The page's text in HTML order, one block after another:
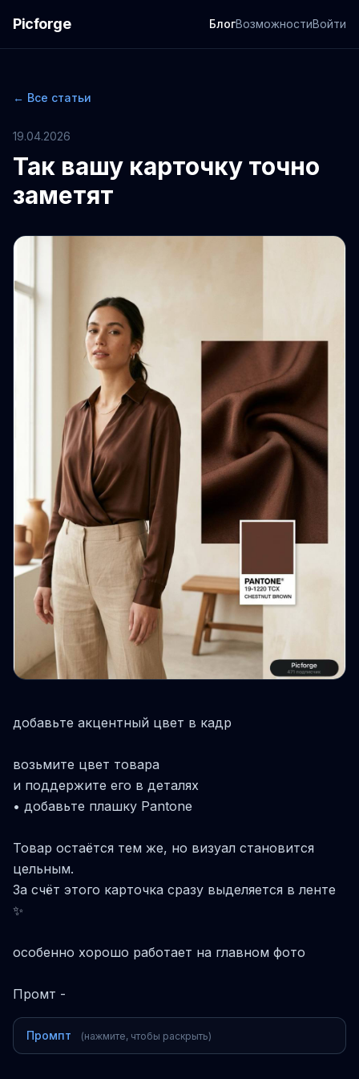
Picforge БлогВозможностиВойти
← Все статьи
19.04.2026
Так вашу карточку точно
заметят
добавьте акцентный цвет в кадр
возьмите цвет товара
и поддержите его в деталях
• добавьте плашку Pantone
Товар остаётся тем же, но визуал становится
цельным.
За счёт этого карточка сразу выделяется в ленте
✨
особенно хорошо работает на главном фото
Промт -
Промпт (нажмите, чтобы раскрыть)